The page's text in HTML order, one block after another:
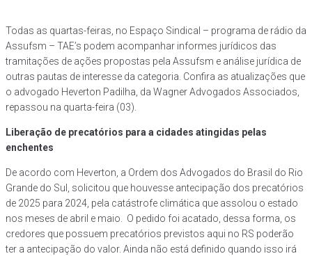
Todas as quartas-feiras, no Espaço Sindical – programa de rádio da
Assufsm – TAE’s podem acompanhar informes jurídicos das
tramitações de ações propostas pela Assufsm e análise jurídica de
outras pautas de interesse da categoria. Confira as atualizações que
o advogado Heverton Padilha, da Wagner Advogados Associados,
repassou na quarta-feira (03).
Liberação de precatórios para a cidades atingidas pelas
enchentes
De acordo com Heverton, a Ordem dos Advogados do Brasil do Rio
Grande do Sul, solicitou que houvesse antecipação dos precatórios
de 2025 para 2024, pela catástrofe climática que assolou o estado
nos meses de abril e maio. O pedido foi acatado, dessa forma, os
credores que possuem precatórios previstos aqui no RS poderão
ter a antecipação do valor. Ainda não está definido quando isso irá